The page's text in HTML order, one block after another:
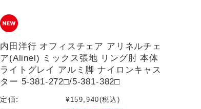
内田洋行 オフィスチェア アリネルチェ
ア(Alinel) ミックス張地 リング肘 本体
ライトグレイ アルミ脚 ナイロンキャス
ター 5-381-272□/5-381-382□
定価: ¥159,940(税込)